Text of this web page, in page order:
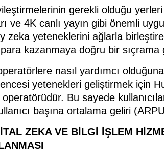
gerekli olduğu
ve 4K canlı yayın gibi önemli
yeteneklerini ağlarla
kazanmaya doğru bir sıçrama
nasıl yardımcı
yetenekleri geliştirmek için
Bu sayede
başına ortalama geliri
ZEKA VE BİLGİ İŞLEM